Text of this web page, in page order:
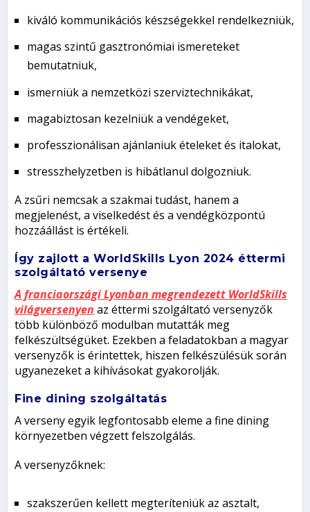
kiváló kommunikációs készségekkel rendelkezniük,
magas szintű gasztronómiai ismereteket
bemutatniuk,
ismerniük a nemzetközi szerviztechnikákat,
magabiztosan kezelniük a vendégeket,
professzionálisan ajánlaniuk ételeket és italokat,
stresszhelyzetben is hibátlanul dolgozniuk.
A zsűri nemcsak a szakmai tudást, hanem a
megjelenést, a viselkedést és a vendégközpontú
hozzáállást is értékeli.
Így zajlott a WorldSkills Lyon 2024 éttermi
szolgáltató versenye
A franciaországi Lyonban megrendezett WorldSkills
világversenyen az éttermi szolgáltató versenyzők
több különböző modulban mutatták meg
felkészültségüket. Ezekben a feladatokban a magyar
versenyzők is érintettek, hiszen felkészülésük során
ugyanezeket a kihívásokat gyakorolják.
Fine dining szolgáltatás
A verseny egyik legfontosabb eleme a fine dining
környezetben végzett felszolgálás.
A versenyzőknek:
szakszerűen kellett megteríteniük az asztalt,